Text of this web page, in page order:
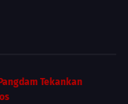
Tekankan